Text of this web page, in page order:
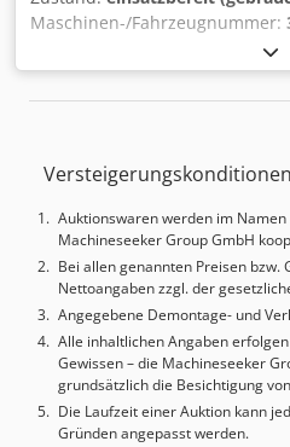
Maschinen-/Fahrzeugnummer:
,
Steuerungshersteller:Cadman,
Arbeitslänge:3.100 mm,
Y1, Y2, X, X1, R, Z1, Z2
AUSSTATTUNG CNC-
angeschlossen) Wila
Unterklemmung
Versteigerungskonditionen
Auktionswaren werden im
Machineseeker Group GmbH
Bei allen genannten Preisen bzw.
Nettoangaben zzgl. der
Angegebene Demontage- und
Alle inhaltlichen Angaben
Gewissen – die Machineseeker
grundsätzlich die Besichtigung
Die Laufzeit einer Auktion kann
Gründen angepasst werden.